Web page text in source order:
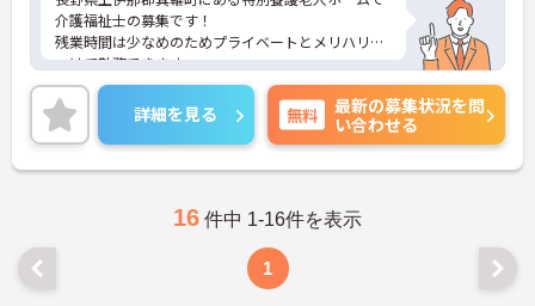
介護福祉士の募集です！
残業時間は少なめのためプライベートとメリハリを
つけて勤務できます。
住宅手当や扶養手当など各種手当が充実しており、
安心して働きやすい環境が整っています！
ご興味をお持ちの方には詳細の情報や面接のポイン
トをお伝えしますのでお気軽にお問い合わせくださ
いませ。
詳細を見る 無料
最新の募集状況を問
い合わせる
16 件中 1-16件を表示
1